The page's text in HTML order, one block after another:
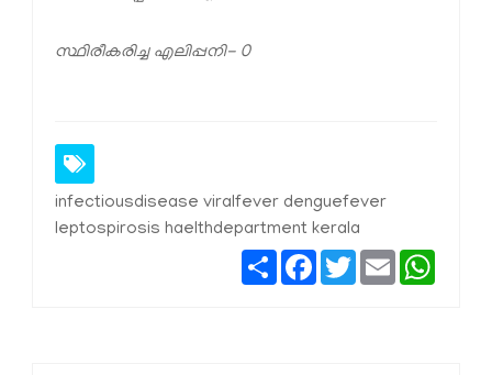
സ്ഥിരീകരിച്ച എലിപ്പനി- 0
infectiousdisease viralfever denguefever
leptospirosis haelthdepartment kerala
ShareFacebook
TwitterEmail